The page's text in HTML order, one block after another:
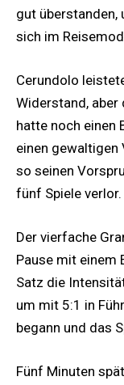
gut überstanden,
sich im
Cerundolo
Widerstand,
hatte noch einen
einen
so seinen
fünf Spiele verlor.
Der vierfache
Pause mit einem
Satz die
um mit 5:1 in
begann und das
Fünf Minuten